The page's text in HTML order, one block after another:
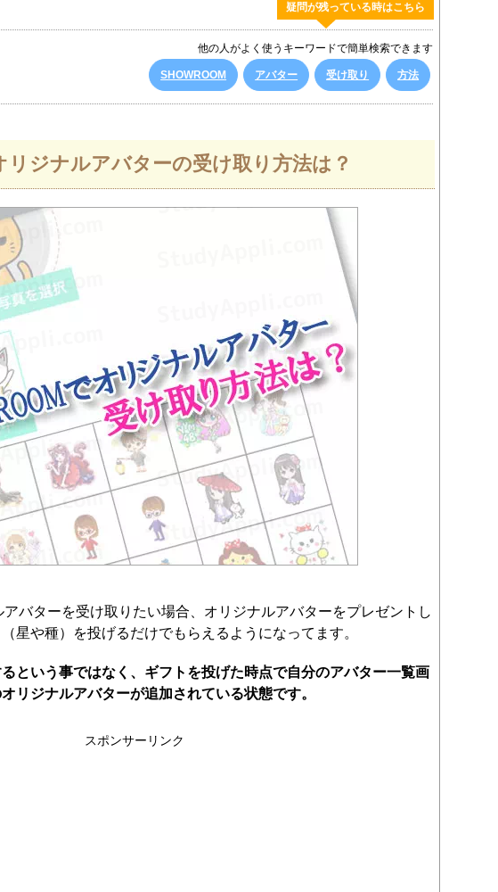
疑問が残っている時はこちら
他の人がよく使うキーワードで簡単検索できます
SHOWROOM アバター 受け取り 方法
リジナルアバターの受け取り方法は？
バターを受け取りたい場合、オリジナルアバターをプレゼントし
星や種）を投げるだけでもらえるようになってます。
という事ではなく、ギフトを投げた時点で自分のアバター一覧画
リジナルアバターが追加されている状態です。
スポンサーリンク